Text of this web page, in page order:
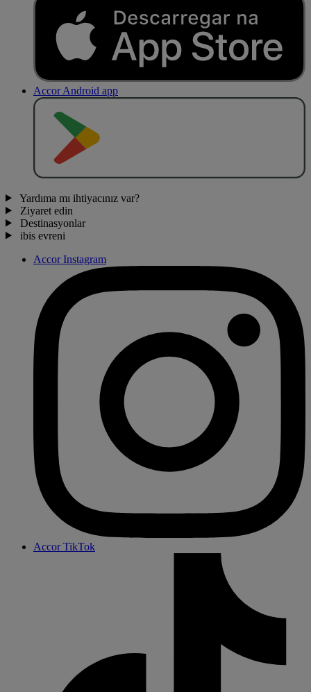
Accor Android app
Yardıma mı ihtiyacınız var?
Ziyaret edin
Destinasyonlar
ibis evreni
Accor Instagram
Accor TikTok